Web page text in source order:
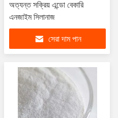
অত্যন্ত সক্রিয় এন্ডো বেকারি
এনজাইম সিলানাজ
সেরা দাম পান